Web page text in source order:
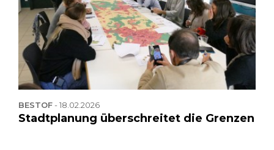
BESTOF-18.02.2026
Stadtplanung überschreitet die Grenzen